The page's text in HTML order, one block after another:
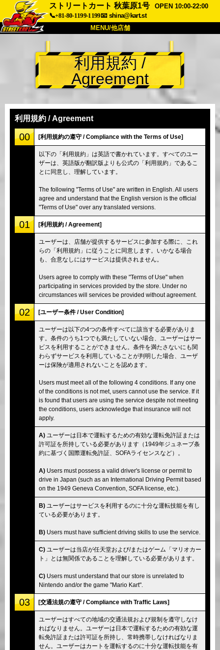
ストリートカート 秋葉原1号
OPEN 10:00-22:00
📞+81-80-1199-1199📧 shina@kart.st
MENU/他店舗
概要 車両 価格
アクセス 評価 FAQ
東京 品川
東京 渋谷アネックス 東京ベイ
沖縄
利用規約 /
Agreement
利用規約 / Agreement
00 [利用規約の遵守 / Compliance with the Terms of Use]
以下の「利用規約」は英語で書かれています。すべてのユー
ザーは、英語版が翻訳版よりも公式の「利用規約」であるこ
とに同意し、理解しています。
The following "Terms of Use" are written in English. All users
agree and understand that the English version is the official
"Terms of Use" over any translated versions.
01 [利用規約 / Agreement]
ユーザーは、店舗が提供するサービスに参加する際に、これ
らの「利用規約」に従うことに同意します。いかなる場合
も、合意なしにはサービスは提供されません。
Users agree to comply with these "Terms of Use" when
participating in services provided by the store. Under no
circumstances will services be provided without agreement.
02 [ユーザー条件 / User Condition]
ユーザーは以下の4つの条件すべてに該当する必要がありま
す。条件のうち1つでも満たしていない場合、ユーザーはサー
ビスを利用することができません。条件を満たさないにも関
わらずサービスを利用していることが判明した場合、ユーザ
ーは保険が適用されないことを認めます。
Users must meet all of the following 4 conditions. If any one
of the conditions is not met, users cannot use the service. If it
is found that users are using the service despite not meeting
the conditions, users acknowledge that insurance will not
apply.
A) ユーザーは日本で運転するための有効な運転免許証または
許可証を所持している必要があります（1949年ジュネーブ条
約に基づく国際運転免許証、SOFAライセンスなど）。
A) Users must possess a valid driver's license or permit to
drive in Japan (such as an International Driving Permit based
on the 1949 Geneva Convention, SOFA license, etc.).
B) ユーザーはサービスを利用するのに十分な運転技能を有し
ている必要があります。
B) Users must have sufficient driving skills to use the service.
C) ユーザーは当店が任天堂および/またはゲーム「マリオカー
ト」とは無関係であることを理解している必要があります。
C) Users must understand that our store is unrelated to
Nintendo and/or the game "Mario Kart".
03 [交通法規の遵守 / Compliance with Traffic Laws]
ユーザーはすべての地域の交通法規および規制を遵守しなけ
ればなりません。ユーザーは日本で運転するための有効な運
転免許証または許可証を所持し、常時携帯しなければなりま
せん。ユーザーはカートを運転するのに十分な運転技能を有